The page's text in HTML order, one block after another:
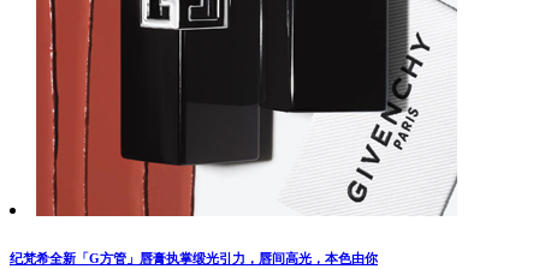
纪梵希全新「G方管」唇膏执掌缎光引力，唇间高光，本色由你